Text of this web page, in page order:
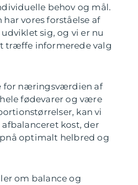
behov og mål.
vores forståelse af
sig, og vi er nu
træffe informerede valg
for næringsværdien af
fødevarer og være
kan vi
afbalanceret kost, der
optimalt helbred og
om balance og